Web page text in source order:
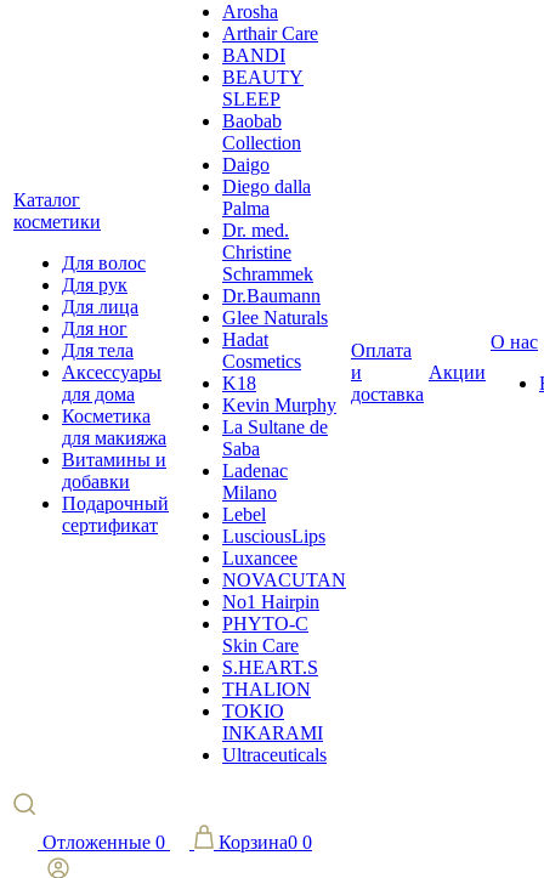
Каталог
косметики
Для волос
Для рук
Для лица
Для ног
Для тела
Аксессуары
для дома
Косметика
для макияжа
Витамины и
добавки
Подарочный
сертификат
Arosha
Arthair Care
BANDI
BEAUTY
SLEEP
Baobab
Collection
Daigo
Diego dalla
Palma
Dr. med.
Christine
Schrammek
Dr.Baumann
Glee Naturals
Hadat
Cosmetics
K18
Kevin Murphy
La Sultane de
Saba
Ladenac
Milano
Lebel
LusciousLips
Luxancee
NOVACUTAN
No1 Hairpin
PHYTO-C
Skin Care
S.HEART.S
THALION
TOKIO
INKARAMI
Ultraceuticals
Оплата
и
доставка
Акции
О нас
Отложенные 0 Корзина0 0